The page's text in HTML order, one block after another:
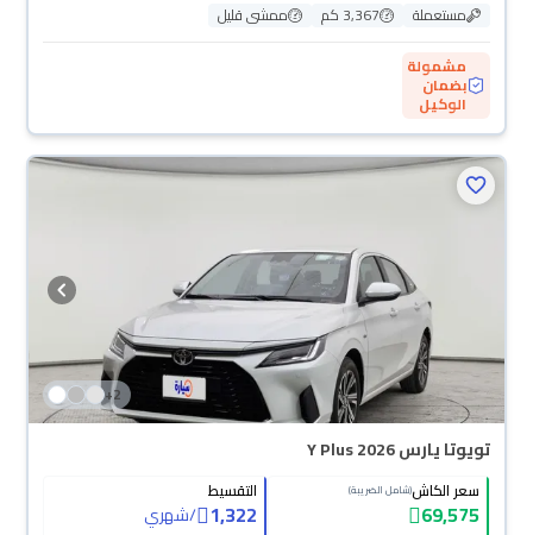
مستعملة
3,367 كم
ممشى قليل
مشمولة
بضمان
الوكيل
2
+
تويوتا يارس Y Plus 2026
سعر الكاش(شامل الضريبة)
69,575
التقسيط
1,322
/شهري